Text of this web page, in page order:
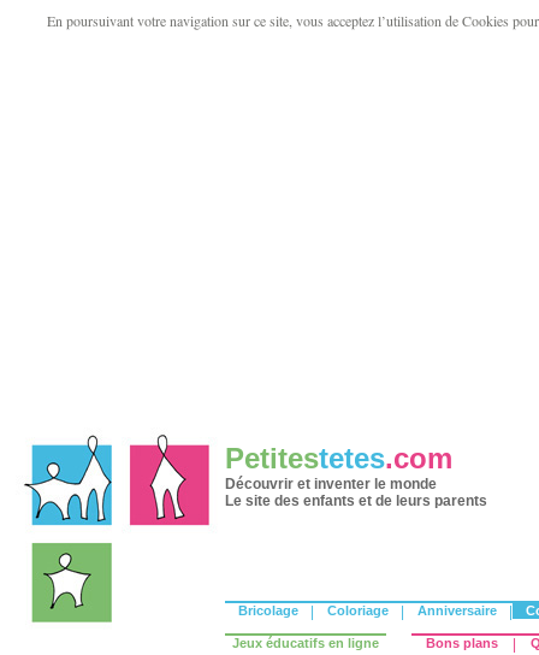
En poursuivant votre navigation sur ce site, vous acceptez l’utilisation de Cookies
Petitestetes.com
Découvrir et inventer le monde
Le site des enfants et de leurs parents
Bricolage Coloriage Anniversaire
Jeux éducatifs en ligne Bons plans